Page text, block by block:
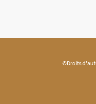
©Droits